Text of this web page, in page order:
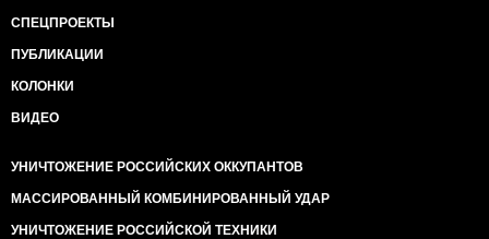
СПЕЦПРОЕКТЫ
ПУБЛИКАЦИИ
КОЛОНКИ
ВИДЕО
УНИЧТОЖЕНИЕ РОССИЙСКИХ ОККУПАНТОВ
МАССИРОВАННЫЙ КОМБИНИРОВАННЫЙ УДАР
УНИЧТОЖЕНИЕ РОССИЙСКОЙ ТЕХНИКИ